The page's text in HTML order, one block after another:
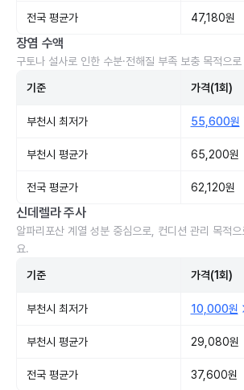
전국 평균가 47,180원
장염 수액
구토나 설사로 인한 수분·전해질 부족 보충 목적으
기준 가격(1회)
부천시 최저가 55,600원
부천시 평균가 65,200원
전국 평균가 62,120원
신데렐라 주사
알파리포산 계열 성분 중심으로, 컨디션 관리 목적으
요.
기준 가격(1회)
부천시 최저가 10,000원
부천시 평균가 29,080원
전국 평균가 37,600원